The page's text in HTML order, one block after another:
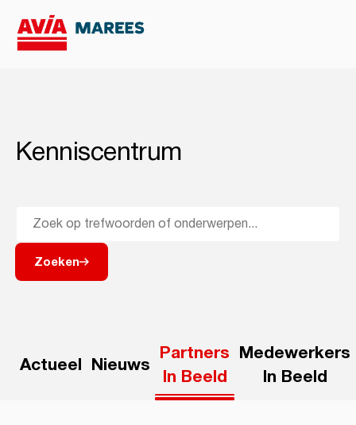
Kenniscentrum
Zoeken
Actueel Nieuws Partners
In Beeld
Medewerkers
In Beeld